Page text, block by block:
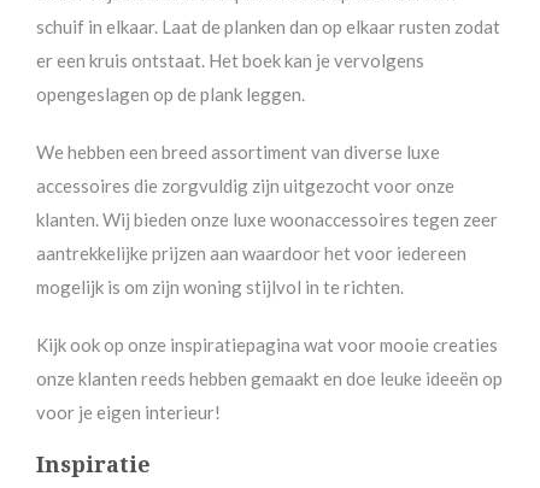
schuif in elkaar. Laat de planken dan op elkaar rusten zodat
er een kruis ontstaat. Het boek kan je vervolgens
opengeslagen op de plank leggen.
We hebben een breed assortiment van diverse luxe
accessoires die zorgvuldig zijn uitgezocht voor onze
klanten. Wij bieden onze luxe woonaccessoires tegen zeer
aantrekkelijke prijzen aan waardoor het voor iedereen
mogelijk is om zijn woning stijlvol in te richten.
Kijk ook op onze inspiratiepagina wat voor mooie creaties
onze klanten reeds hebben gemaakt en doe leuke ideeën op
voor je eigen interieur!
Inspiratie